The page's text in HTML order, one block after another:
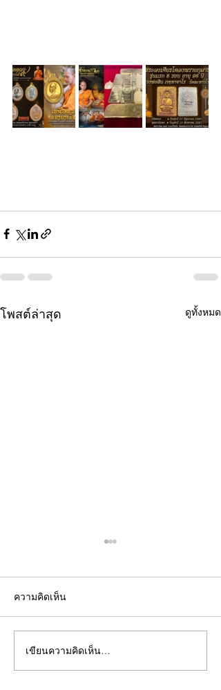
โพสต์ล่าสุด ดูทั้งหมด
คอลัมน์"จับชีพจรวงการ
พระ"ประจำพุธที่ 29
ความคิดเห็น
เขียนความคิดเห็น…